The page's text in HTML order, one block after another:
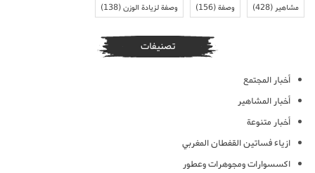
مشاهير(428) وصفة(156) وصفة لزيادة الوزن(138)
تصنيفات
أخبار المجتمع
أخبار المشاهير
أخبار متنوعة
ازياء فساتين القفطان المغربي
اكسسوارات ومجوهرات وعطور